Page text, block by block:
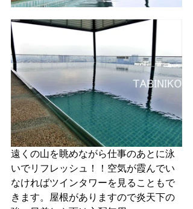
遠くの山を眺めながら仕事のあとに泳
いでリフレッシュ！！空気が霞んでい
なければツインタワーを見ることもで
きます。屋根がありますので炎天下の